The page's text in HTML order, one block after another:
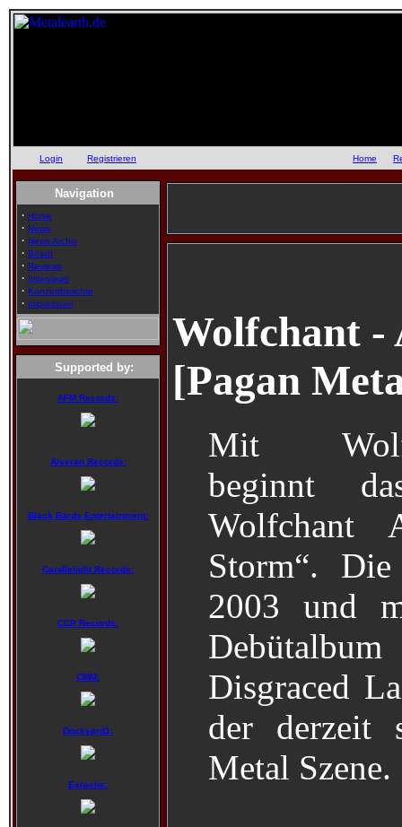
Login Registrieren Home
Navigation
· Home
· News
· News Archiv
· Board
· Reviews
· Interviews
· Konzertberichte
· Impressum
Supported by:
AFM Records:
Alveran Records:
Black Bards Entertainment:
Candlelight Records:
CCP Records:
CMM:
Dockyard1:
Earache:
Wolfchant -
[Pagan
Mit
beginnt
Wolfchant
Storm“.
2003 und
Disgraced
der derzeit
Metal Szene.